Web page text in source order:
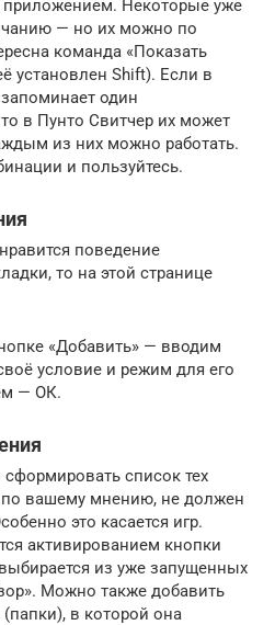
приложением. Некоторые уже
— но их можно по
команда «Показать
установлен Shift). Если в
один
в Пунто Свитчер их может
из них можно работать.
и пользуйтесь.
поведение
то на этой странице
«Добавить» — вводим
условие и режим для его
— ОК.
список тех
вашему мнению, не должен
это касается игр.
активированием кнопки
из уже запущенных
Можно также добавить
(папки), в которой она